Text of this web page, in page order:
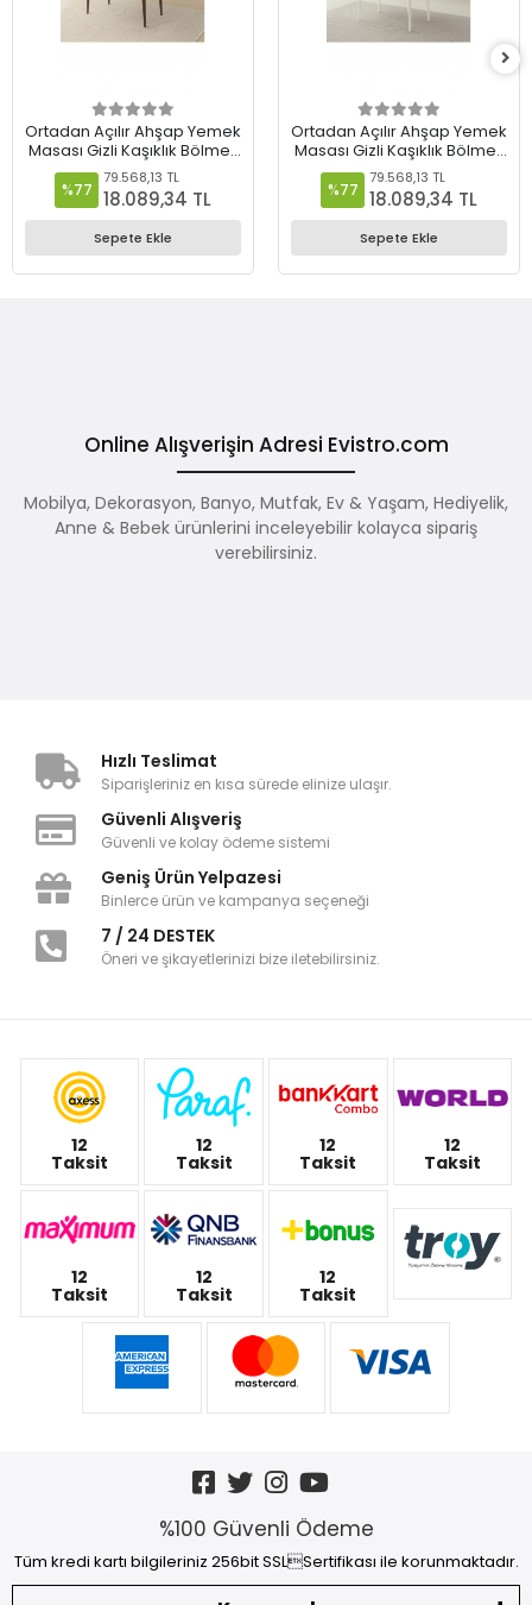
Ortadan Açılır Ahşap Yemek
Masası Gizli Kaşıklık Bölmeli
80cm x 140cm Barok Ceviz
%77
79.568,13 TL
18.089,34 TL
Sepete Ekle
Ortadan Açılır Ahşap Yemek
Masası Gizli Kaşıklık Bölmeli
80cm x 140cm Diş Budak-
Beyaz
%77
79.568,13 TL
18.089,34 TL
Sepete Ekle
Online Alışverişin Adresi Evistro.com
Mobilya, Dekorasyon, Banyo, Mutfak, Ev & Yaşam, Hediyelik,
Anne & Bebek ürünlerini inceleyebilir kolayca sipariş
verebilirsiniz.
Hızlı Teslimat
Siparişleriniz en kısa sürede elinize ulaşır.
Güvenli Alışveriş
Güvenli ve kolay ödeme sistemi
Geniş Ürün Yelpazesi
Binlerce ürün ve kampanya seçeneği
7 / 24 DESTEK
Öneri ve şikayetlerinizi bize iletebilirsiniz.
12
Taksit
12
Taksit
12
Taksit
12
Taksit
12
Taksit
12
Taksit
12
Taksit
%100 Güvenli Ödeme
Tüm kredi kartı bilgileriniz 256bit SSLSertifikası ile korunmaktadır.